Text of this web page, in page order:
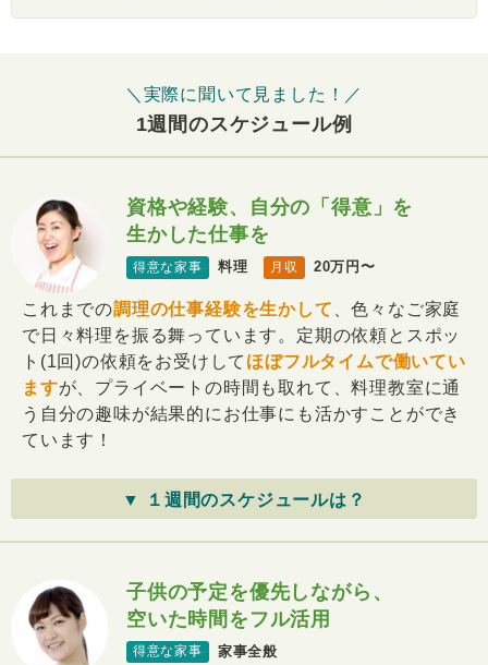
＼実際に聞いて見ました！／
1週間のスケジュール例
資格や経験、自分の「得意」を
生かした仕事を
得意な家事 料理 月収 20万円〜
これまでの調理の仕事経験を生かして 、色々なご家庭
で日々料理を振る舞っています。定期の依頼とスポッ
ト(1回)の依頼をお受けして ほぼフルタイムで働いてい
ますが、プライベートの時間も取れて、料理教室に通
う自分の趣味が結果的にお仕事にも活かすことができ
ています！
▼ １週間のスケジュールは？
子供の予定を優先しながら、
空いた時間をフル活用
得意な家事 家事全般